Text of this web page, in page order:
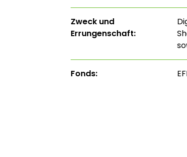
Zweck und
Errungenschaft:
Fonds: